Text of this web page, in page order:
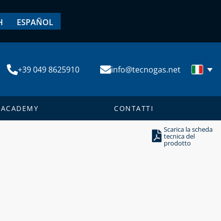
ESPAÑOL
+39 049 8625910 info@tecnogas.net
ACADEMY CONTATTI
Scarica la scheda
tecnica del
prodotto